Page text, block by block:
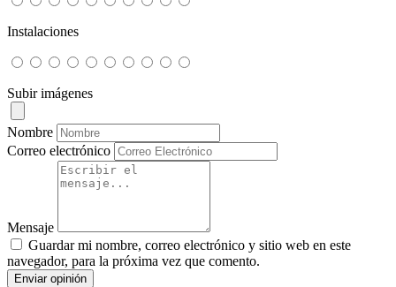
Instalaciones
Subir imágenes
Nombre
Correo electrónico
Mensaje
Guardar mi nombre, correo electrónico y sitio web en este
navegador, para la próxima vez que comento.
Enviar opinión